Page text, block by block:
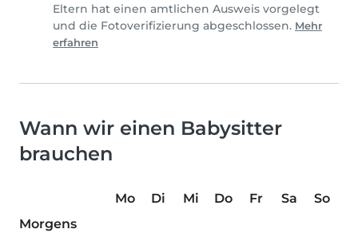
Eltern hat einen amtlichen Ausweis vorgelegt
und die Fotoverifizierung abgeschlossen. Mehr
erfahren
Wann wir einen Babysitter
brauchen
Mo Di Mi Do Fr Sa
So
Morgens